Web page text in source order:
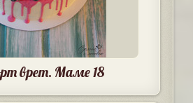
врет. Маме 18